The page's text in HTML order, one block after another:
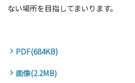
ない場所を目指してまいります。
PDF(684KB)
画像(2.2MB)